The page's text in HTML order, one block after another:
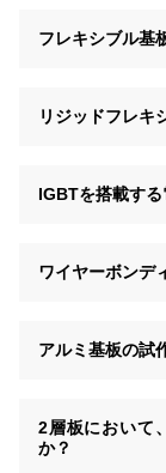
フレキシブル基
リジッドフレキ
IGBTを搭載す
ワイヤーボンデ
アルミ基板の試
2層板において
か？